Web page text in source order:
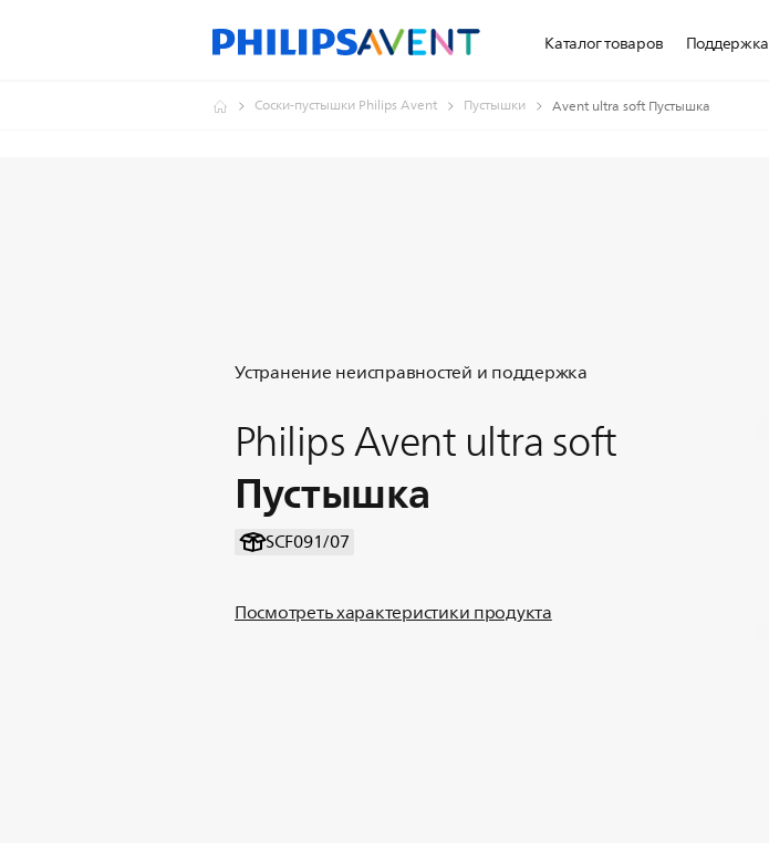
Каталог товаров Поддержка
Соски-пустышки Philips Avent Пустышки Avent ultra soft Пустышка
Устранение неисправностей и поддержка
Philips Avent ultra soft
Пустышка
SCF091/07
Посмотреть характеристики продукта